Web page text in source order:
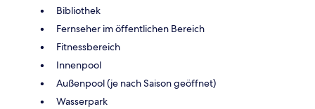
Bibliothek
Fernseher im öffentlichen Bereich
Fitnessbereich
Innenpool
Außenpool (je nach Saison geöffnet)
Wasserpark